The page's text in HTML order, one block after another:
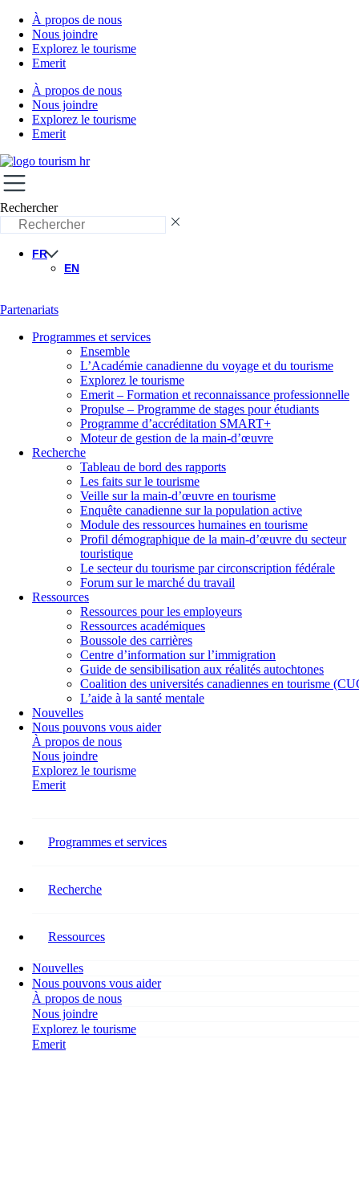
À propos de nous
Nous joindre
Explorez le tourisme
Emerit
À propos de nous
Nous joindre
Explorez le tourisme
Emerit
Rechercher
FR
EN
Partenariats
Programmes et services
Ensemble
L’Académie canadienne du voyage et du tourisme
Explorez le tourisme
Emerit – Formation et reconnaissance professionnelle
Propulse – Programme de stages pour étudiants
Programme d’accréditation SMART+
Moteur de gestion de la main-d’œuvre
Recherche
Tableau de bord des rapports
Les faits sur le tourisme
Veille sur la main-d’œuvre en tourisme
Enquête canadienne sur la population active
Module des ressources humaines en tourisme
Profil démographique de la main-d’œuvre du secteur
touristique
Le secteur du tourisme par circonscription fédérale
Forum sur le marché du travail
Ressources
Ressources pour les employeurs
Ressources académiques
Boussole des carrières
Centre d’information sur l’immigration
Guide de sensibilisation aux réalités autochtones
Coalition des universités canadiennes en tourisme
L’aide à la santé mentale
Nouvelles
Nous pouvons vous aider
À propos de nous
Nous joindre
Explorez le tourisme
Emerit
Programmes et services
Recherche
Ressources
Nouvelles
Nous pouvons vous aider
À propos de nous
Nous joindre
Explorez le tourisme
Emerit
Suivez RH Tourisme Canada sur les réseaux sociaux pour connaître
nos événements, nos activités et les occasions de vous impliquer.